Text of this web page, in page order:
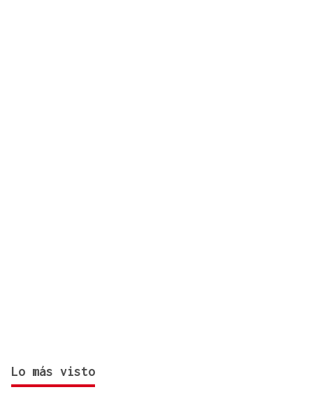
Lo más visto